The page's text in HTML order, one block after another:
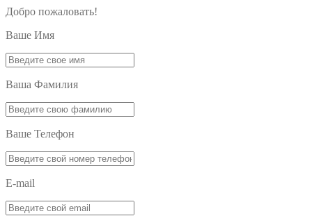
Добро пожаловать!
Ваше Имя
Ваша Фамилия
Ваше Телефон
E-mail